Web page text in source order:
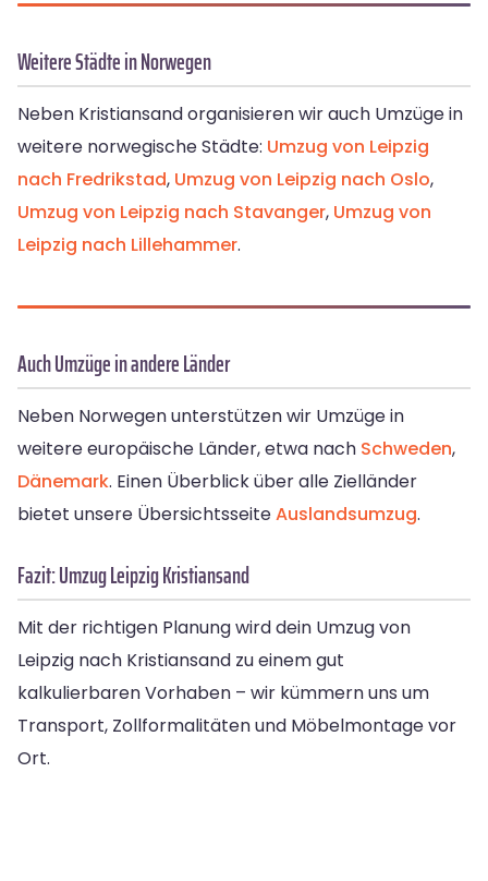
Weitere Städte in Norwegen
Neben Kristiansand organisieren wir auch Umzüge in
weitere norwegische Städte: Umzug von Leipzig
nach Fredrikstad, Umzug von Leipzig nach Oslo,
Umzug von Leipzig nach Stavanger, Umzug von
Leipzig nach Lillehammer.
Auch Umzüge in andere Länder
Neben Norwegen unterstützen wir Umzüge in
weitere europäische Länder, etwa nach Schweden,
Dänemark. Einen Überblick über alle Zielländer
bietet unsere ÜbersichtsseiteAuslandsumzug.
Fazit: Umzug Leipzig Kristiansand
Mit der richtigen Planung wird dein Umzug von
Leipzig nach Kristiansand zu einem gut
kalkulierbaren Vorhaben – wir kümmern uns um
Transport, Zollformalitäten und Möbelmontage vor
Ort.